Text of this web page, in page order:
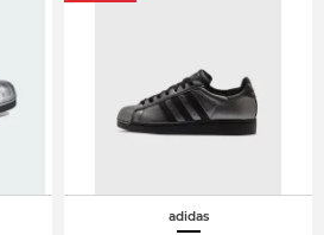
adidas